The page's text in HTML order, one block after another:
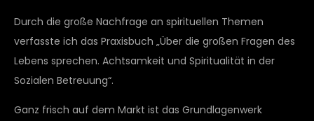
Durch die große Nachfrage an spirituellen Themen
verfasste ich das Praxisbuch „Über die großen Fragen des
Lebens sprechen. Achtsamkeit und Spiritualität in der
Sozialen Betreuung“.
Ganz frisch auf dem Markt ist das Grundlagenwerk